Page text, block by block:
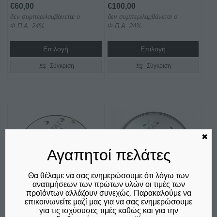
€60,00
δεν συμπεριλαμβάνεται ο
Φ.Π.Α. 24%
Επιλογή
του
προϊόντος
Σύγκριση
€100,00
δεν συμπεριλαμβάνεται ο
Φ.Π.Α. 24%
Επιλογή
του
προϊόντος
Σύγκριση
ΤΡΊΦΤΗΣ ROBOT
πολλαπλές
επιλογές
μπορούν
ΤΡΊΦΤΗΣ ΓΙΑ
Αγαπητοί πελάτες
Θα θέλαμε να σας ενημερώσουμε ότι λόγω των
ανατιμήσεων των πρώτων υλών οι τιμές των
προϊόντων αλλάζουν συνεχώς. Παρακαλούμε να
επικοινωνείτε μαζί μας για να σας ενημερώσουμε
για τις ισχύουσες τιμές καθώς και για την
✖